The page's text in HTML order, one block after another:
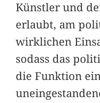
Künstler und
erlaubt, am
wirklichen
sodass das
die Funktion